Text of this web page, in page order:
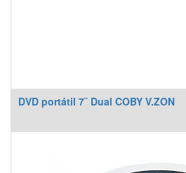
DVD portátil 7¨ Dual COBY V.ZON